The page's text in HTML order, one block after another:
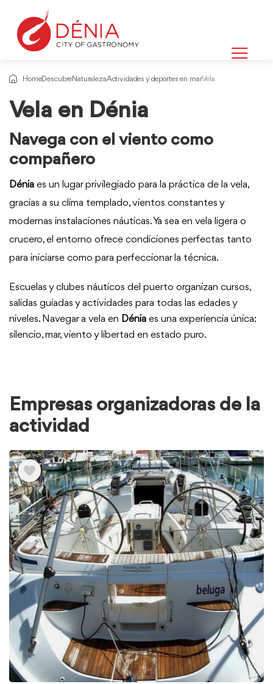
HomeDescubreNaturalezaActividades y deportes en marVela
Vela en Dénia
Navega con el viento como
compañero
Dénia es un lugar privilegiado para la práctica de la vela,
gracias a su clima templado, vientos constantes y
modernas instalaciones náuticas. Ya sea en vela ligera o
crucero, el entorno ofrece condiciones perfectas tanto
para iniciarse como para perfeccionar la técnica.
Escuelas y clubes náuticos del puerto organizan cursos,
salidas guiadas y actividades para todas las edades y
niveles. Navegar a vela en Dénia es una experiencia única:
silencio, mar, viento y libertad en estado puro.
Empresas organizadoras de la
actividad